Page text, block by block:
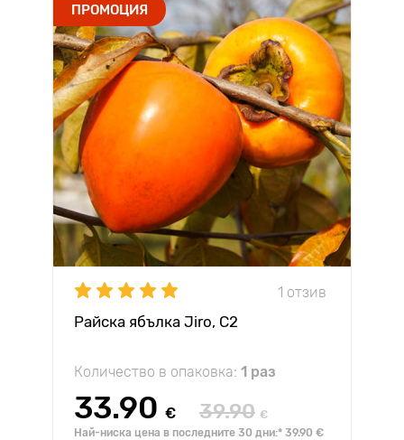
ПРОМОЦИЯ
1 отзив
Райска ябълка Jiro, С2
Количество в опаковка: 1 раз
33.90 € 39.90 €
Най-ниска цена в последните 30 дни:* 39.90 €